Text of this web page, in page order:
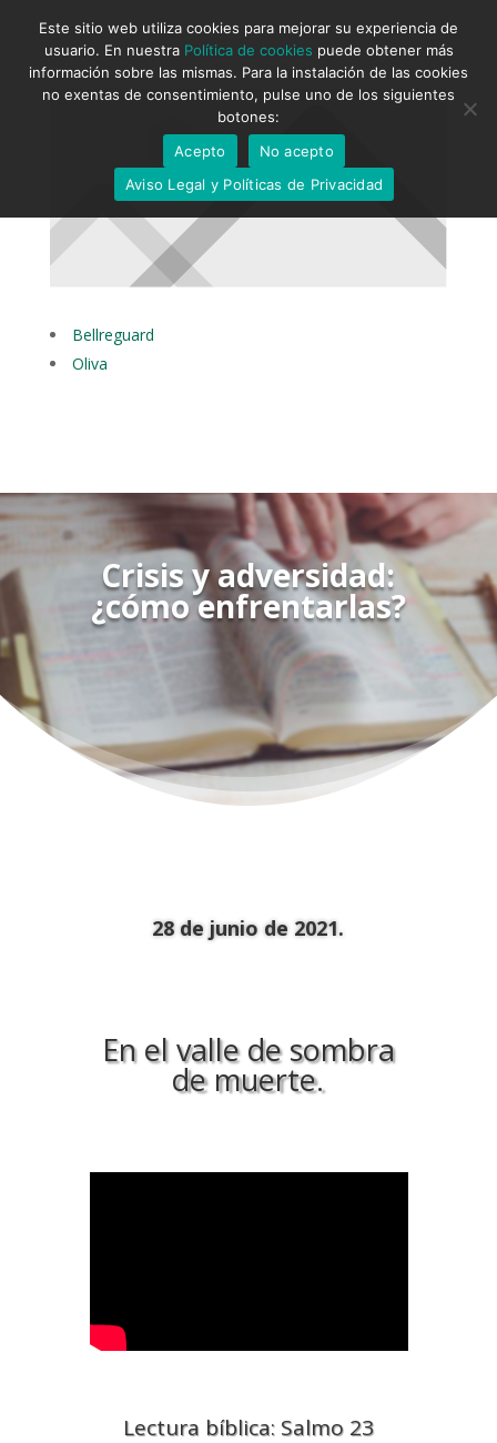
Bellreguard
Oliva
Crisis y adversidad:
¿cómo enfrentarlas?
28 de junio de 2021.
En el valle de sombra
de muerte.
Lectura bíblica: Salmo 23
Este sitio web utiliza cookies para mejorar su experiencia de
usuario. En nuestra Política de cookies puede obtener más
información sobre las mismas. Para la instalación de las cookies
no exentas de consentimiento, pulse uno de los siguientes
botones:
Acepto
No acepto
Aviso Legal y Políticas de Privacidad